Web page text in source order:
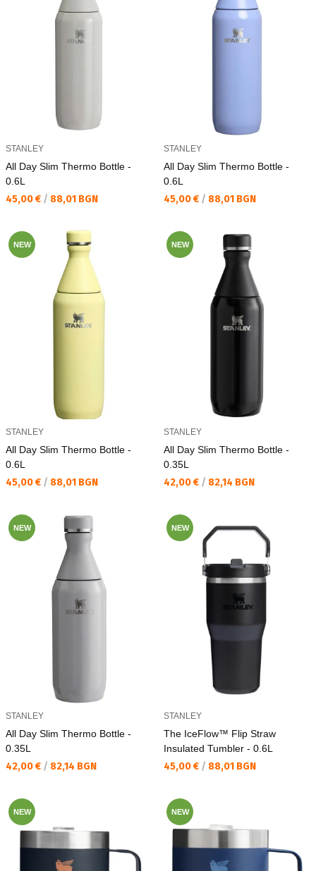
STANLEY
All Day Slim Thermo Bottle -
0.6L
Текуща цена:
45,00 € / 88,01 BGN
STANLEY
All Day Slim Thermo Bottle -
0.6L
Текуща цена:
45,00 € / 88,01 BGN
NEW
STANLEY
All Day Slim Thermo Bottle -
0.6L
Текуща цена:
45,00 € / 88,01 BGN
NEW
STANLEY
All Day Slim Thermo Bottle -
0.35L
Текуща цена:
42,00 € / 82,14 BGN
NEW
STANLEY
All Day Slim Thermo Bottle -
0.35L
Текуща цена:
42,00 € / 82,14 BGN
NEW
STANLEY
The IceFlow™ Flip Straw
Insulated Tumbler - 0.6L
Текуща цена:
45,00 € / 88,01 BGN
NEW NEW